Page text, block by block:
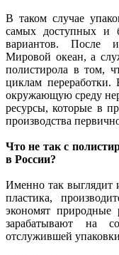
В таком случае
самых доступных и
вариантов. После
Мировой океан, а
полистирола в том,
циклам
окружающую среду
ресурсы, которые в
производства
Что не так с
в России?
Именно так выглядит
пластика,
экономят природные
зарабатывают на
отслужившей